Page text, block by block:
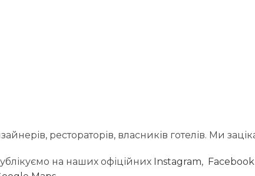
рестораторів, власників готелів. Ми
на наших офіційних Instagram, Facebook